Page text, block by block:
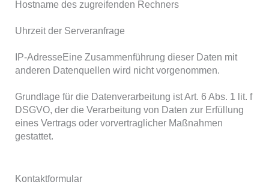
Hostname des zugreifenden Rechners
Uhrzeit der Serveranfrage
IP-AdresseEine Zusammenführung dieser Daten mit
anderen Datenquellen wird nicht vorgenommen.
Grundlage für die Datenverarbeitung ist Art. 6 Abs. 1 lit. f
DSGVO, der die Verarbeitung von Daten zur Erfüllung
eines Vertrags oder vorvertraglicher Maßnahmen
gestattet.
Kontaktformular